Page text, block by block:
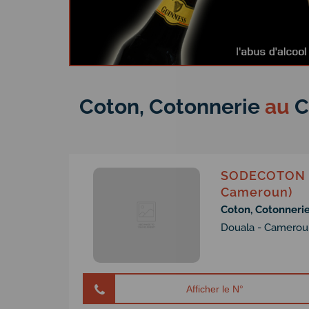
Coton, Cotonnerieau
Cameroun)
Coton,
Douala -
Afficher le N°